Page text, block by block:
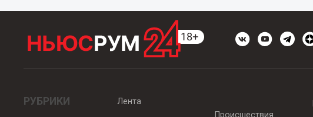
РУБРИКИ
Лента
Происшествия